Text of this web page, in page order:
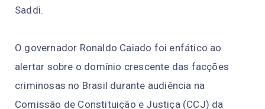
Saddi.
O governador Ronaldo Caiado foi enfático ao
alertar sobre o domínio crescente das facções
criminosas no Brasil durante audiência na
Comissão de Constituição e Justiça (CCJ) da